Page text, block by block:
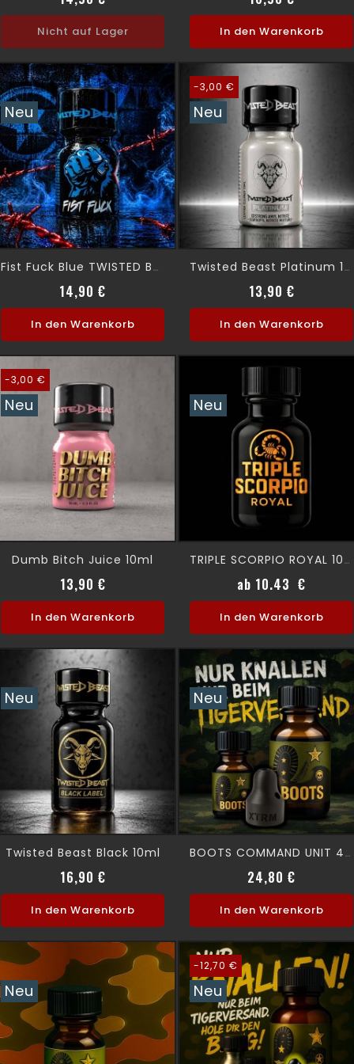
Nicht auf Lager In den Warenkorb
Neu
Fist Fuck Blue TWISTED BEAST 10ml
14,90 €
In den Warenkorb
-3,00 €
Neu
Twisted Beast Platinum 10ml
13,90 €Preis
In den Warenkorb
-3,00 €
Neu
Dumb Bitch Juice 10ml
13,90 €Verkaufspreis
Preis
In den Warenkorb
Neu
TRIPLE SCORPIO ROYAL 10 Ml
ab 10.43 €
In den Warenkorb
Neu
Twisted Beast Black 10ml
16,90 €Preis
In den Warenkorb
Neu
BOOTS COMMAND UNIT 40 Ml
24,80 €
In den Warenkorb
Neu
-12,70 €
Neu